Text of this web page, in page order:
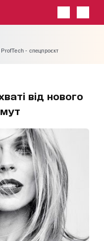
- спецпроєкт
від нового